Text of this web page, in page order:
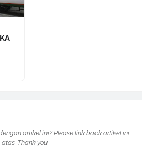
artikel ini? Please link back artikel ini
Thank you.